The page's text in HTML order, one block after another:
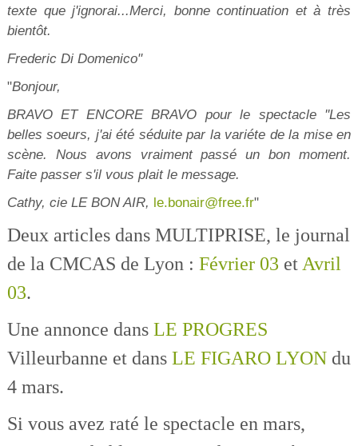
texte que j'ignorai...Merci, bonne continuation et à très
bientôt.
Frederic Di Domenico"
"Bonjour,
BRAVO ET ENCORE BRAVO pour le spectacle ''Les
belles soeurs, j'ai été séduite par la variéte de la mise en
scène. Nous avons vraiment passé un bon moment.
Faite passer s'il vous plait le message.
Cathy, cie LE BON AIR, le.bonair@free.fr"
Deux articles dans MULTIPRISE, le journal
de la CMCAS de Lyon : Février 03 etAvril
03.
Une annonce dans LE PROGRES
Villeurbanne et dans LE FIGARO LYON du
4 mars.
Si vous avez raté le spectacle en mars,